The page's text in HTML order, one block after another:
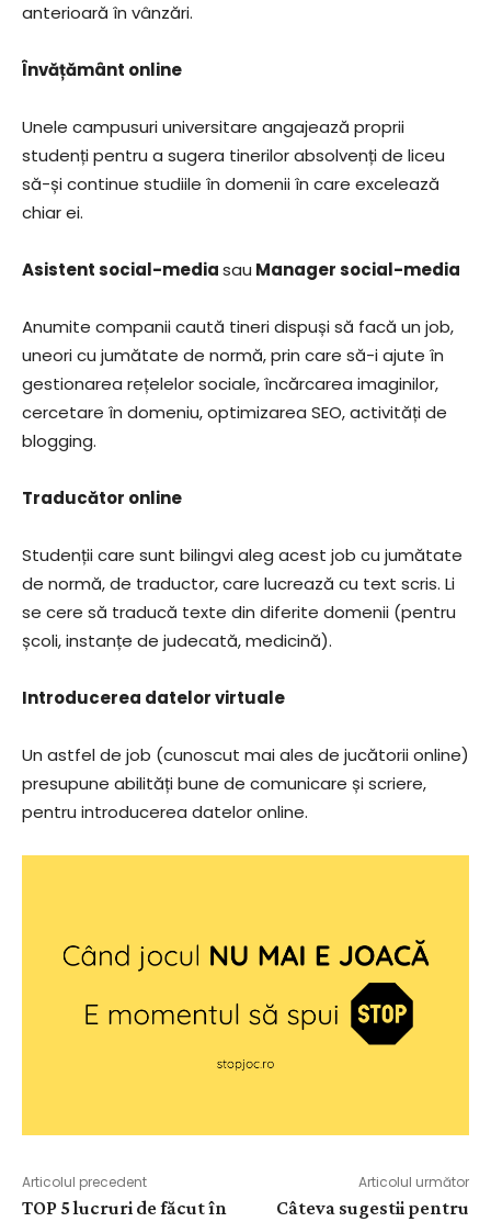
anterioară în vânzări.
Învățământ online
Unele campusuri universitare angajează proprii
studenți pentru a sugera tinerilor absolvenți de liceu
să-și continue studiile în domenii în care excelează
chiar ei.
Asistent social-mediasau Manager social-media
Anumite companii caută tineri dispuși să facă un job,
uneori cu jumătate de normă, prin care să-i ajute în
gestionarea rețelelor sociale, încărcarea imaginilor,
cercetare în domeniu, optimizarea SEO, activități de
blogging.
Traducător online
Studenții care sunt bilingvi aleg acest job cu jumătate
de normă, de traductor, care lucrează cu text scris. Li
se cere să traducă texte din diferite domenii (pentru
școli, instanțe de judecată, medicină).
Introducerea datelor virtuale
Un astfel de job (cunoscut mai ales de jucătorii online)
presupune abilități bune de comunicare și scriere,
pentru introducerea datelor online.
Articolul precedent
TOP 5 lucruri de făcut în
Articolul următor
Câteva sugestii pentru